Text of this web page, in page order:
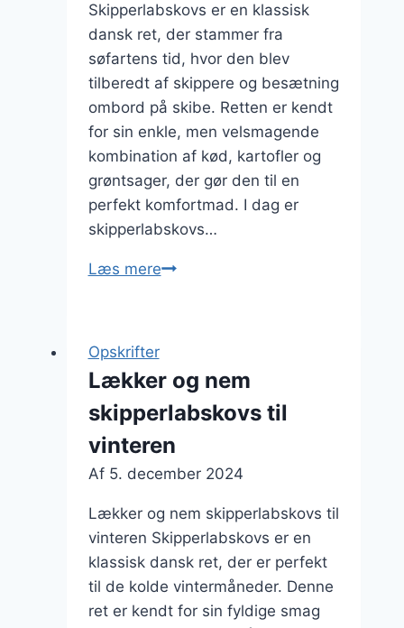
Skipperlabskovs er en klassisk
dansk ret, der stammer fra
søfartens tid, hvor den blev
tilberedt af skippere og besætning
ombord på skibe. Retten er kendt
for sin enkle, men velsmagende
kombination af kød, kartofler og
grøntsager, der gør den til en
perfekt komfortmad. I dag er
skipperlabskovs…
Læs mereSund
krydderurter
Opskrifter
Lækker og nem
skipperlabskovs til
vinteren
Af 5. december 2024
Lækker og nem skipperlabskovs til
vinteren Skipperlabskovs er en
klassisk dansk ret, der er perfekt
til de kolde vintermåneder. Denne
ret er kendt for sin fyldige smag